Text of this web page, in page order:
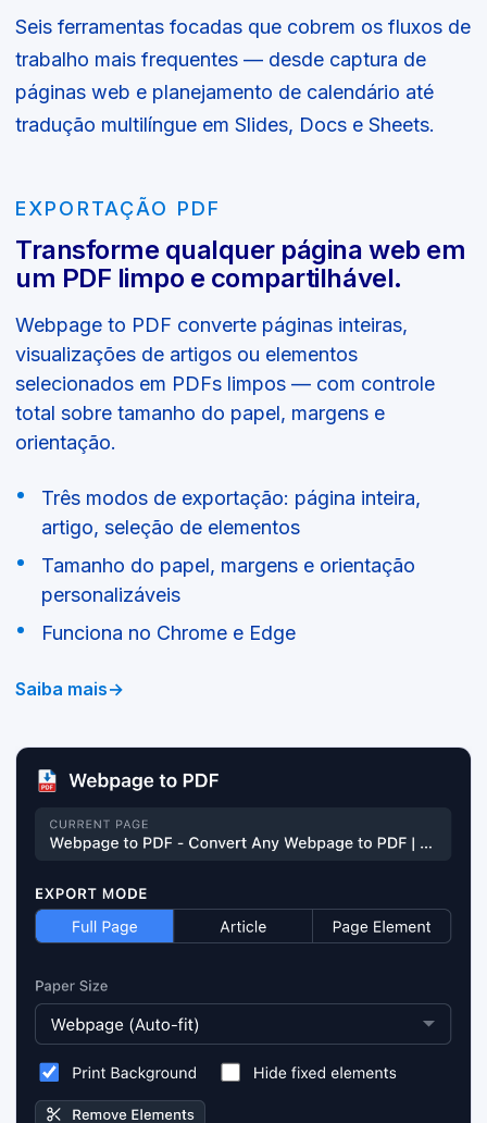
Seis ferramentas focadas que cobrem os fluxos de
trabalho mais frequentes — desde captura de
páginas web e planejamento de calendário até
tradução multilíngue em Slides, Docs e Sheets.
EXPORTAÇÃO PDF
Transforme qualquer página web em
um PDF limpo e compartilhável.
Webpage to PDF converte páginas inteiras,
visualizações de artigos ou elementos
selecionados em PDFs limpos — com controle
total sobre tamanho do papel, margens e
orientação.
Três modos de exportação: página inteira,
artigo, seleção de elementos
Tamanho do papel, margens e orientação
personalizáveis
Funciona no Chrome e Edge
Saiba mais→